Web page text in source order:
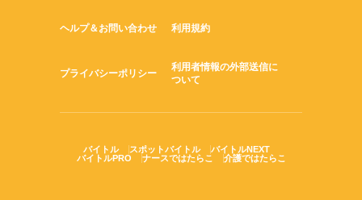
ヘルプ＆お問い合わせ 利用規約
プライバシーポリシー
利用者情報の外部送信に
ついて
バイトル スポットバイトル
バイトルNEXT
バイトルPRO
ナースではたらこ 介護ではたらこ